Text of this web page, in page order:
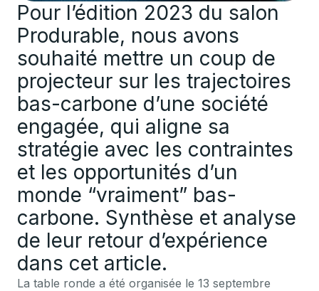
Pour l’édition 2023 du salon
Produrable, nous avons
souhaité mettre un coup de
projecteur sur les trajectoires
bas-carbone d’une société
engagée, qui aligne sa
stratégie avec les contraintes
et les opportunités d’un
monde “vraiment” bas-
carbone. Synthèse et analyse
de leur retour d’expérience
dans cet article.
La table ronde a été organisée le 13 septembre